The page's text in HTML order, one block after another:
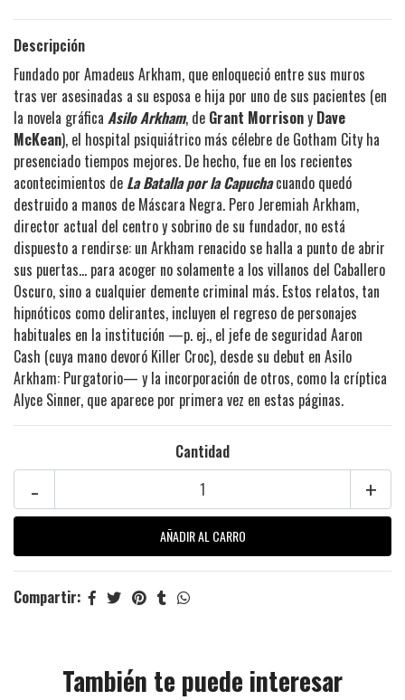
Descripción
Fundado por Amadeus Arkham, que enloqueció entre sus muros
tras ver asesinadas a su esposa e hija por uno de sus pacientes (en
la novela gráfica Asilo Arkham, de Grant Morrisony Dave
McKean), el hospital psiquiátrico más célebre de Gotham City ha
presenciado tiempos mejores. De hecho, fue en los recientes
acontecimientos de La Batalla por la Capuchacuando quedó
destruido a manos de Máscara Negra. Pero Jeremiah Arkham,
director actual del centro y sobrino de su fundador, no está
dispuesto a rendirse: un Arkham renacido se halla a punto de abrir
sus puertas... para acoger no solamente a los villanos del Caballero
Oscuro, sino a cualquier demente criminal más. Estos relatos, tan
hipnóticos como delirantes, incluyen el regreso de personajes
habituales en la institución —p. ej., el jefe de seguridad Aaron
Cash (cuya mano devoró Killer Croc), desde su debut en Asilo
Arkham: Purgatorio— y la incorporación de otros, como la críptica
Alyce Sinner, que aparece por primera vez en estas páginas.
Cantidad
+
-
Compartir:
También te puede interesar